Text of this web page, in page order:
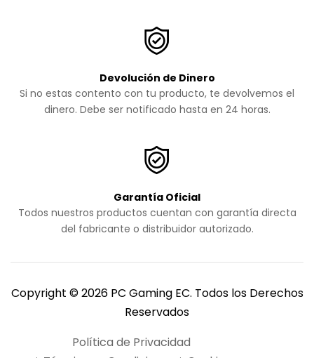
Devolución de Dinero
Si no estas contento con tu producto, te devolvemos el
dinero. Debe ser notificado hasta en 24 horas.
Garantía Oficial
Todos nuestros productos cuentan con garantía directa
del fabricante o distribuidor autorizado.
Copyright © 2026 PC Gaming EC. Todos los Derechos
Reservados
Política de Privacidad